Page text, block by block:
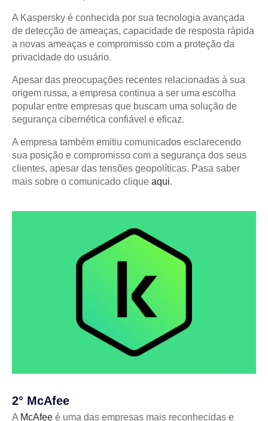
A Kaspersky é conhecida por sua tecnologia avançada
de detecção de ameaças, capacidade de resposta rápida
a novas ameaças e compromisso com a proteção da
privacidade do usuário.
Apesar das preocupações recentes relacionadas à sua
origem russa, a empresa continua a ser uma escolha
popular entre empresas que buscam uma solução de
segurança cibernética confiável e eficaz.
A empresa também emitiu comunicados esclarecendo
sua posição e compromisso com a segurança dos seus
clientes, apesar das tensões geopolíticas. Pasa saber
mais sobre o comunicado clique aqui.
2° McAfee
A McAfee é uma das empresas mais reconhecidas e